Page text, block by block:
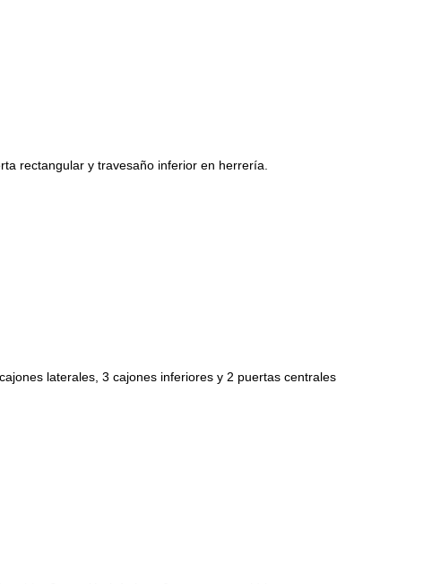
rectangular y travesaño inferior en herrería.
laterales, 3 cajones inferiores y 2 puertas centrales